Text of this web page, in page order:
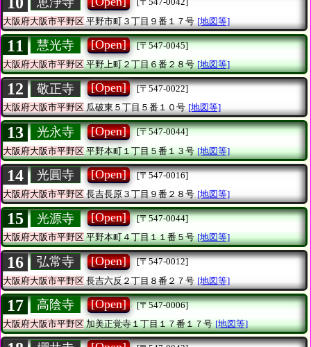
大阪府大阪市平野区 平野市町３丁目９番１７号 [地図等]
11 慧光寺 [Open]
[〒547-0045]
大阪府大阪市平野区平野上町２丁目６番２８号 [地図等]
12 敬正寺 [Open]
[〒547-0022]
大阪府大阪市平野区瓜破東５丁目５番１０号 [地図等]
13 光永寺 [Open]
[〒547-0044]
大阪府大阪市平野区平野本町１丁目５番１３号 [地図等]
14 光圓寺 [Open]
[〒547-0016]
大阪府大阪市平野区 長吉長原３丁目９番２８号 [地図等]
15 光源寺 [Open]
[〒547-0044]
大阪府大阪市平野区平野本町４丁目１１番５号 [地図等]
16 弘常寺 [Open]
[〒547-0012]
大阪府大阪市平野区 長吉六反２丁目８番２７号 [地図等]
17 高陰寺 [Open]
[〒547-0006]
大阪府大阪市平野区加美正覚寺１丁目１７番１７号 [地図等]